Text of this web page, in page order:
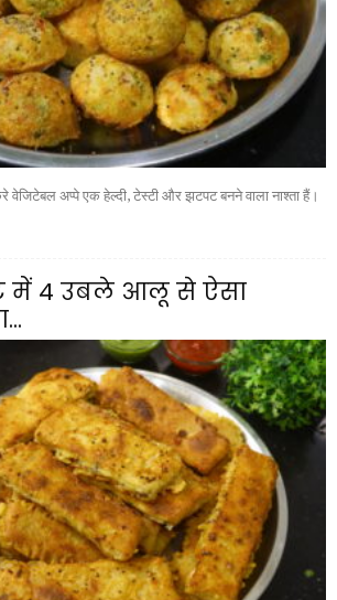
अप्पे एक हेल्दी, टेस्टी और झटपट बनने वाला नाश्ता हैं।
में 4 उबले आलू से ऐसा